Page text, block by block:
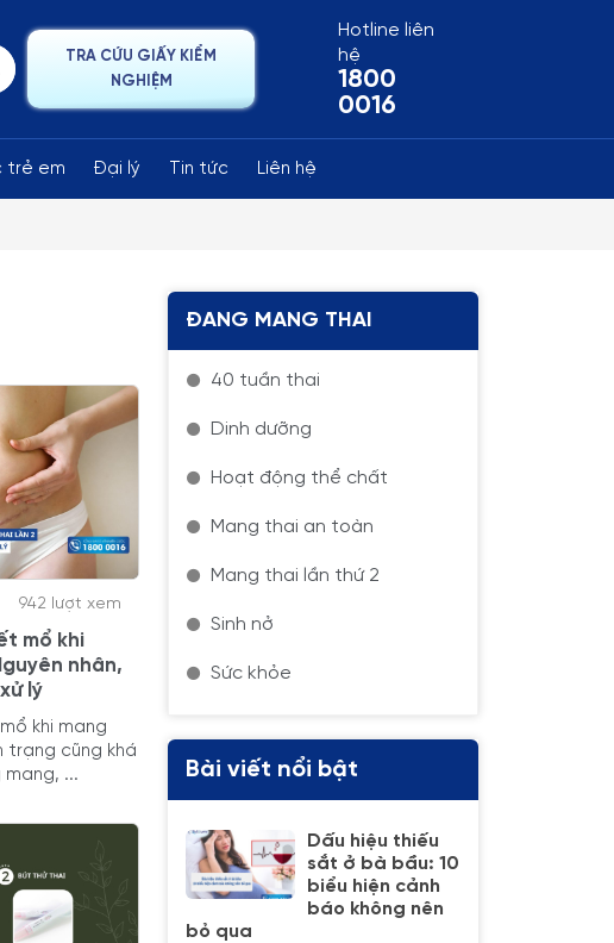
Hotline liên
hệ
1800
0016
TRA CỨU GIẤY KIỂM
NGHIỆM
trẻ em Đại lý Tin tức Liên hệ
942 lượt xem
mổ khi
nhân,
lý
khi mang
trạng cũng khá
...
ĐANG MANG THAI
40 tuần thai
Dinh dưỡng
Hoạt động thể chất
Mang thai an toàn
Mang thai lần thứ 2
Sinh nở
Sức khỏe
Bài viết nổi bật
Dấu hiệu thiếu
sắt ở bà bầu: 10
biểu hiện cảnh
báo không nên
bỏ qua